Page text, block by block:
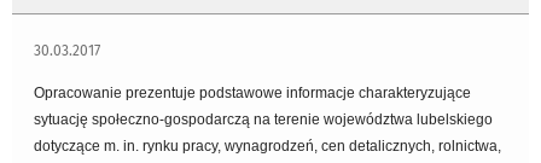
30.03.2017
Opracowanie prezentuje podstawowe informacje charakteryzujące
sytuację społeczno-gospodarczą na terenie województwa lubelskiego
dotyczące m. in. rynku pracy, wynagrodzeń, cen detalicznych, rolnictwa,